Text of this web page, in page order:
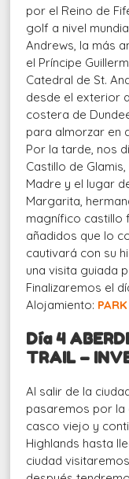
por el Reino de
golf a nivel
Andrews, la más
el Príncipe
Catedral de St.
desde el exterior
costera de
para almorzar en
Por la tarde, nos
Castillo de
Madre y el lugar
Margarita,
magnífico castillo
añadidos que lo
cautivará con su
una visita guiada
Finalizaremos el
Alojamiento:
Día 4
TRAIL –
Al salir de la
pasaremos por la
casco viejo y
Highlands hasta
ciudad